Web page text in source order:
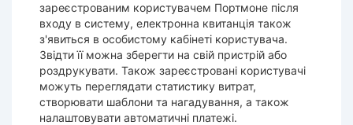
зареєстрованим користувачем Портмоне після
входу в систему, електронна квитанція також
з'явиться в особистому кабінеті користувача.
Звідти її можна зберегти на свій пристрій або
роздрукувати. Також зареєстровані користувачі
можуть переглядати статистику витрат,
створювати шаблони та нагадування, а також
налаштовувати автоматичні платежі.